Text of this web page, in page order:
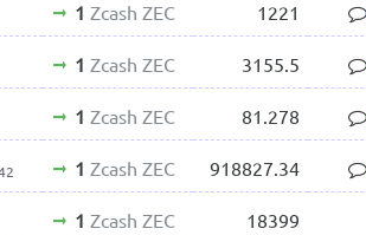
1 Zcash ZEC 1221
1 Zcash ZEC 3155.5
1 Zcash ZEC 81.278
1 Zcash ZEC 918827.34
1 Zcash ZEC 18399